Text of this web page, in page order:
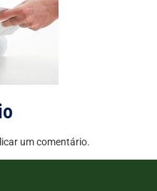
um comentário.